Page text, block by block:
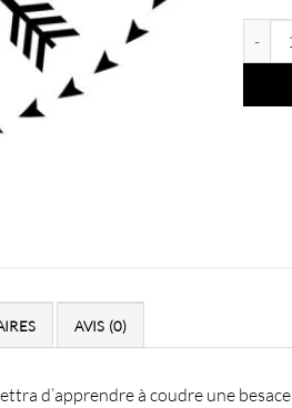
AVIS (0)
d’apprendre à coudre une besace